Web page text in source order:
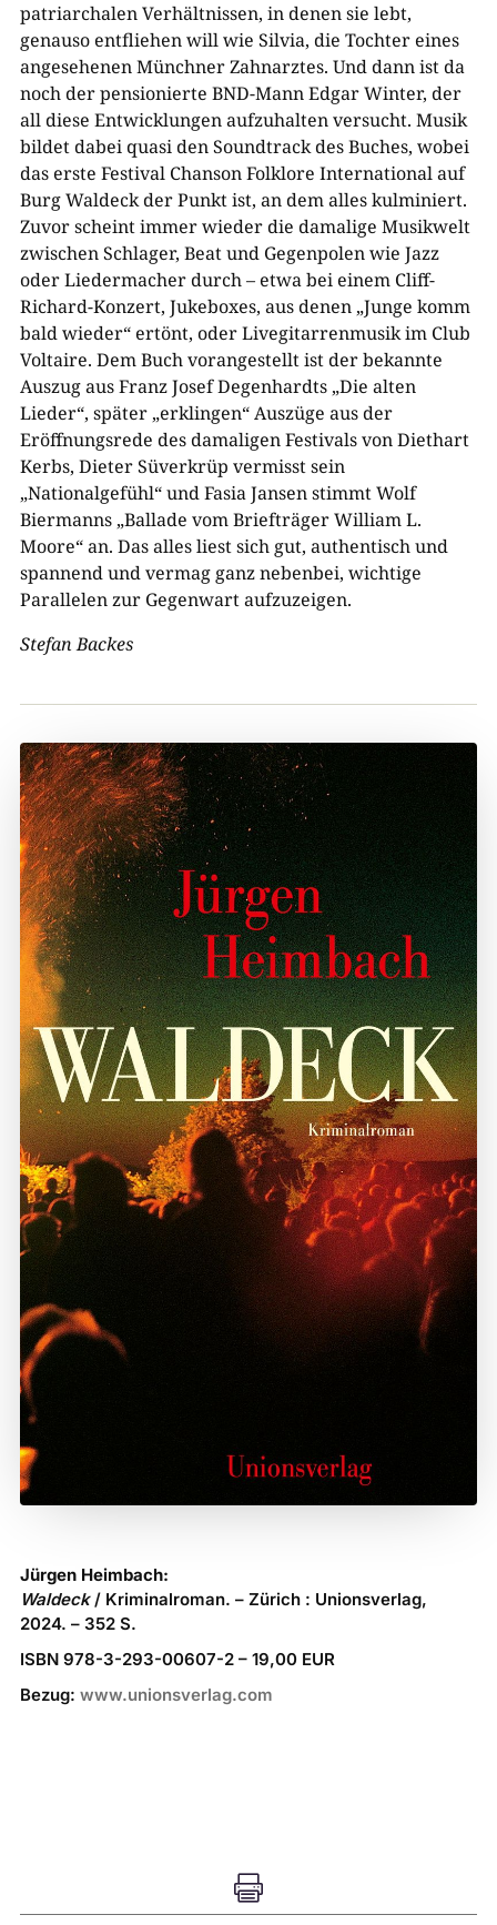
patriarchalen Verhältnissen, in denen sie lebt,
genauso entfliehen will wie Silvia, die Tochter eines
angesehenen Münchner Zahnarztes. Und dann ist da
noch der pensionierte BND-Mann Edgar Winter, der
all diese Entwicklungen aufzuhalten versucht. Musik
bildet dabei quasi den Soundtrack des Buches, wobei
das erste Festival Chanson Folklore International auf
Burg Waldeck der Punkt ist, an dem alles kulminiert.
Zuvor scheint immer wieder die damalige Musikwelt
zwischen Schlager, Beat und Gegenpolen wie Jazz
oder Liedermacher durch – etwa bei einem Cliff-
Richard-Konzert, Jukeboxes, aus denen „Junge komm
bald wieder“ ertönt, oder Livegitarrenmusik im Club
Voltaire. Dem Buch vorangestellt ist der bekannte
Auszug aus Franz Josef Degenhardts „Die alten
Lieder“, später „erklingen“ Auszüge aus der
Eröffnungsrede des damaligen Festivals von Diethart
Kerbs, Dieter Süverkrüp vermisst sein
„Nationalgefühl“ und Fasia Jansen stimmt Wolf
Biermanns „Ballade vom Briefträger William L.
Moore“ an. Das alles liest sich gut, authentisch und
spannend und vermag ganz nebenbei, wichtige
Parallelen zur Gegenwart aufzuzeigen.
Stefan Backes
Jürgen Heimbach:
Waldeck/ Kriminalroman. – Zürich : Unionsverlag,
2024. – 352 S.
ISBN 978-3-293-00607-2 – 19,00 EUR
Bezug: www.unionsverlag.com
